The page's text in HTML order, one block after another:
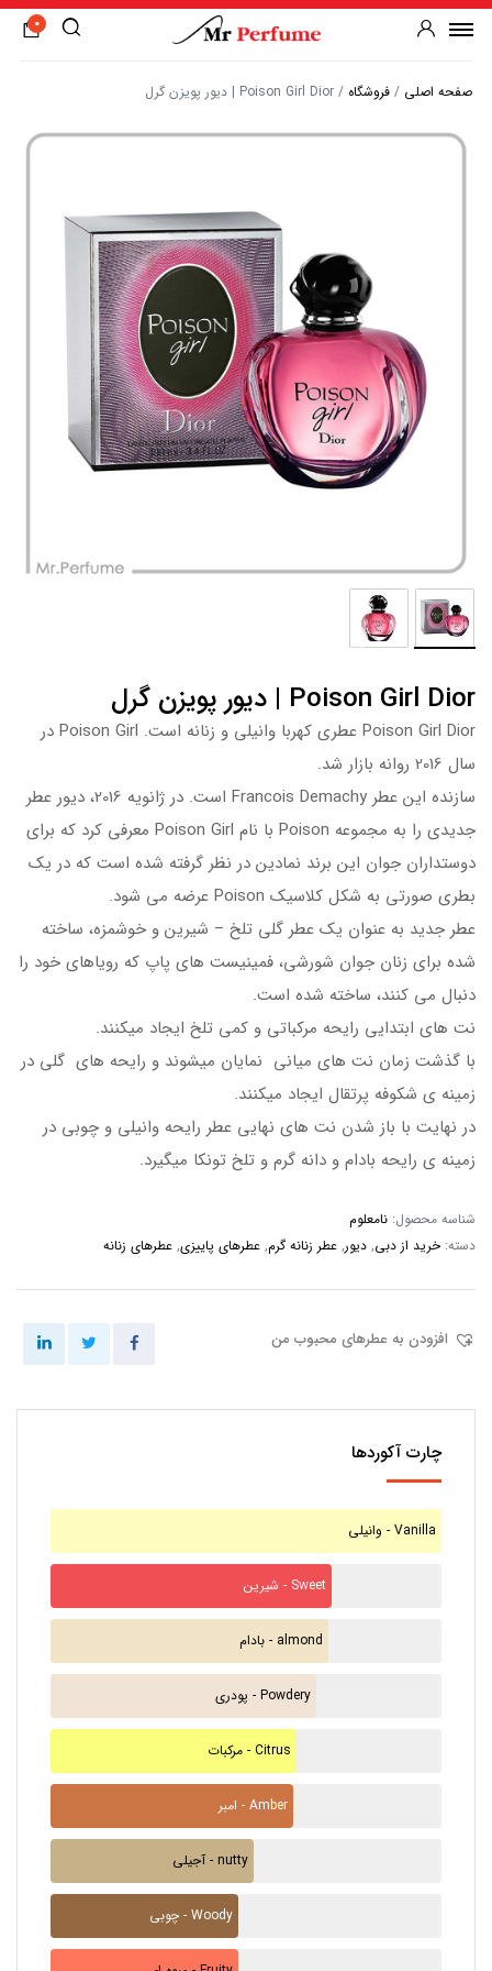
0
صفحه اصلی / فروشگاه / Poison Girl Dior | دیور پویزن گرل
Poison Girl Dior | دیور پویزن گرل
Poison Girl Dior عطری کهربا وانیلی و زنانه است. Poison Girl در
سال 2016 روانه بازار شد.
سازنده این عطر Francois Demachy است. در ژانویه 2016، دیور عطر
جدیدی را به مجموعه Poison با نام Poison Girl معرفی کرد که برای
دوستداران جوان این برند نمادین در نظر گرفته شده است که در یک
بطری صورتی به شکل کلاسیک Poison عرضه می شود.
عطر جدید به عنوان یک عطر گلی تلخ – شیرین و خوشمزه، ساخته
شده برای زنان جوان شورشی، فمینیست های پاپ که رویاهای خود را
دنبال می کنند، ساخته شده است.
نت های ابتدایی رایحه مرکباتی و کمی تلخ ایجاد میکنند.
با گذشت زمان نت های میانی نمایان میشوند و رایحه های گلی در
زمینه ی شکوفه پرتقال ایجاد میکنند.
در نهایت با باز شدن نت های نهایی عطر رایحه وانیلی و چوبی در
زمینه ی رایحه بادام و دانه گرم و تلخ تونکا میگیرد.
شناسه محصول: نامعلوم
دسته: خرید از دبی, دیور, عطر زنانه گرم, عطرهای پاییزی, عطرهای زنانه
افزودن به عطرهای محبوب من
چارت آکوردها
وانیلی - Vanilla
شیرین - Sweet
بادام - almond
پودری - Powdery
مرکبات - Citrus
امبر - Amber
آجیلی - nutty
چوبی - Woody